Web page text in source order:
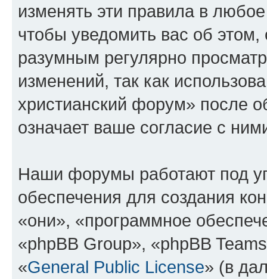
изменять эти правила в
чтобы уведомить вас об
разумным регулярно
изменений, так как
христианский форум» после
означает ваше согласие с
Наши форумы работают под
обеспечения для создания
«они», «программное
«phpBB Group», «phpBB
«General Public License» (в